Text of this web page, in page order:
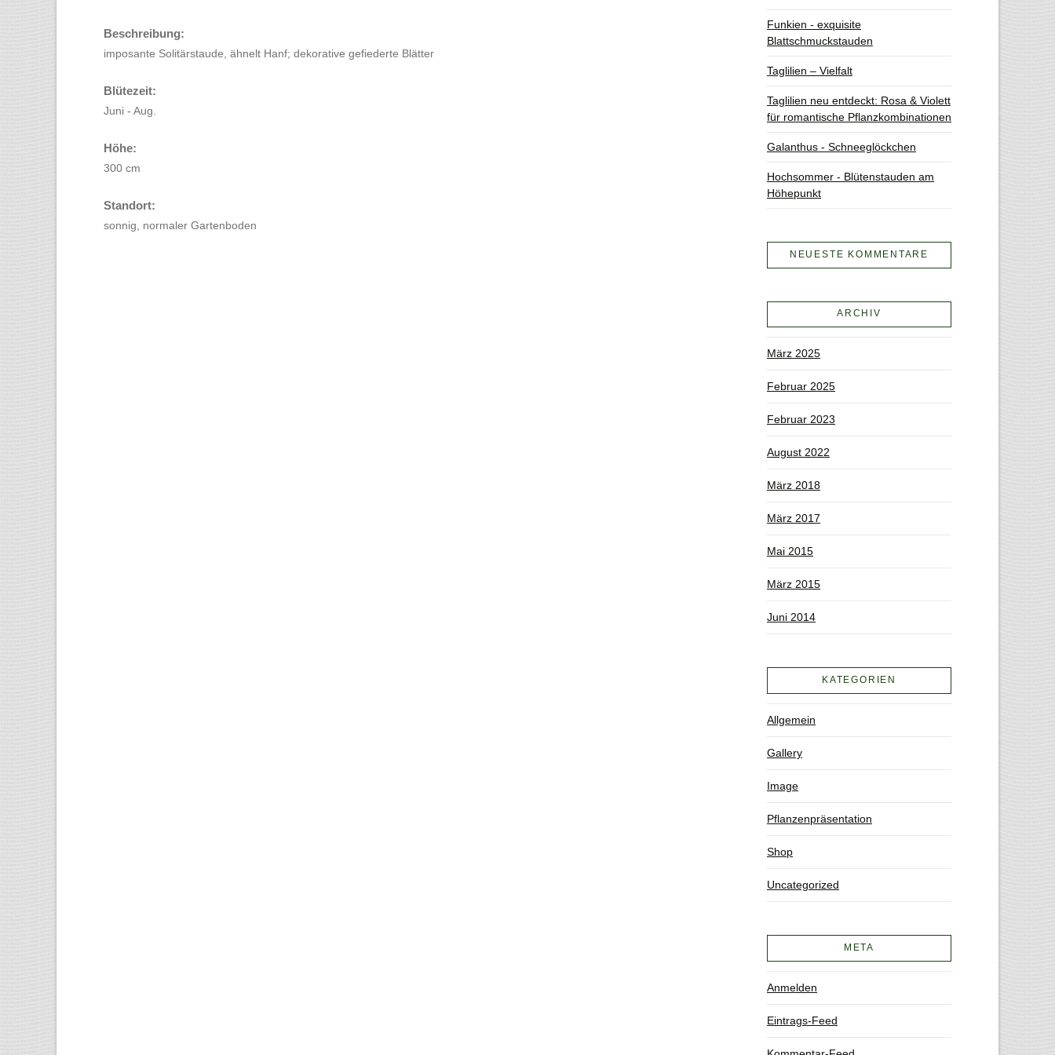
Beschreibung:
imposante Solitärstaude, ähnelt Hanf; dekorative gefiederte Blätter
Blütezeit:
Juni - Aug.
Höhe:
300 cm
Standort:
sonnig, normaler Gartenboden
Funkien - exquisite
Blattschmuckstauden
Taglilien – Vielfalt
Taglilien neu entdeckt: Rosa & Violett
für romantische Pflanzkombinationen
Galanthus - Schneeglöckchen
Hochsommer - Blütenstauden am
Höhepunkt
NEUESTE KOMMENTARE
ARCHIV
März 2025
Februar 2025
Februar 2023
August 2022
März 2018
März 2017
Mai 2015
März 2015
Juni 2014
KATEGORIEN
Allgemein
Gallery
Image
Pflanzenpräsentation
Shop
Uncategorized
META
Anmelden
Eintrags-Feed